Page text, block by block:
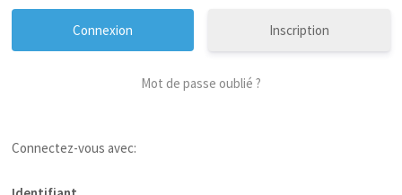
Inscription
Mot de passe oublié ?
Connectez-vous avec: